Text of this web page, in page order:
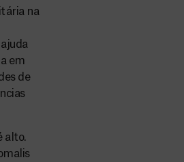
na
em
de
alto.